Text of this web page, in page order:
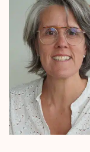
Société
Le
Vidéos
&